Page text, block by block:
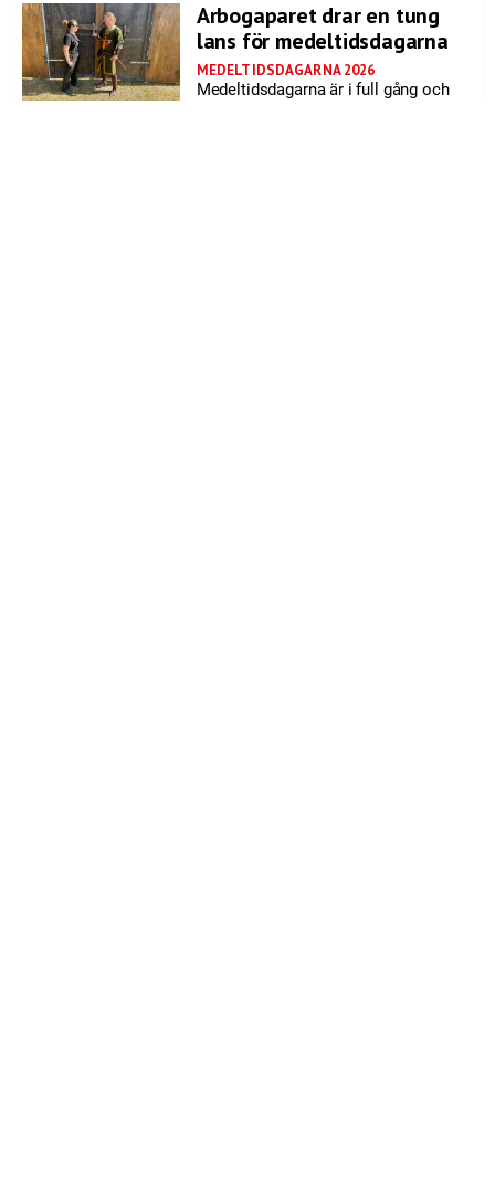
Arbogaparet drar en tung
lans för medeltidsdagarna
MEDELTIDSDAGARNA 2026
Medeltidsdagarna är i full gång och